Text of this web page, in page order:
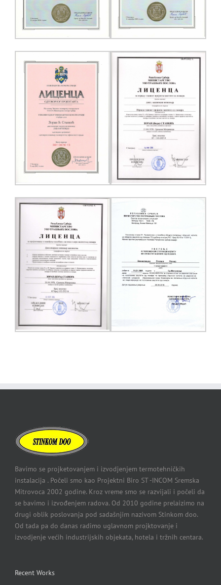
Bavimo se projketovanjem i izvodjenjem termotehničkih
instalacija . Počeli smo kao Projektni Biro ST -INCOM Sremska
Mitrovoca 2002 godine. Kroz vreme smo se razvijali i počeli da
se bavimo i izvođenjem radova. Od 2010 godine prelaizimo na
drugi oblik poslovanja pod sadašnjim nazivom Stinkom doo.
Od tada pa do danas radimo uglavnom projktovanje i
izvodjenje većih industrijskih objekata, hotela i tržnih centara.
Recent Works